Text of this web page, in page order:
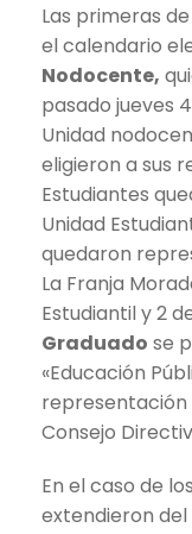
Las primeras
el calendario
Nodocente,
pasado jueves
Unidad
eligieron a sus
Estudiantes
Unidad
quedaron
La Franja
Estudiantil y 2
Graduado se
«Educación
representación
Consejo
En el caso de los
extendieron del